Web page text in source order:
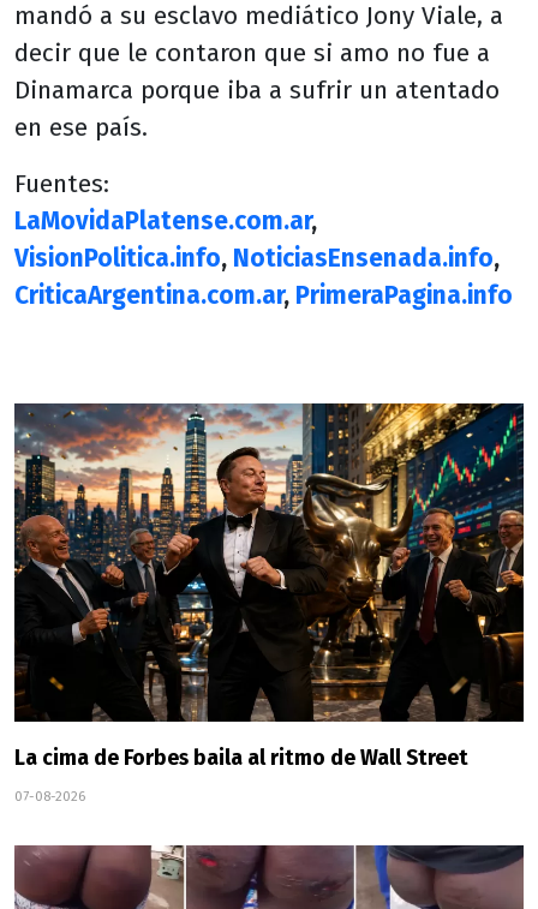
mandó a su esclavo mediático Jony Viale, a
decir que le contaron que si amo no fue a
Dinamarca porque iba a sufrir un atentado
en ese país.
Fuentes:
LaMovidaPlatense.com.ar,
VisionPolitica.info, NoticiasEnsenada.info,
CriticaArgentina.com.ar, PrimeraPagina.info
La cima de Forbes baila al ritmo de Wall Street
07-08-2026